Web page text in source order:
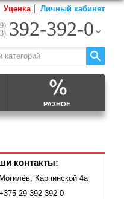
РАЗНОЕ
Уценка Личный кабинет
392-392-0
контакты:
Могилёв, Карпинской 4а
29-392-392-0